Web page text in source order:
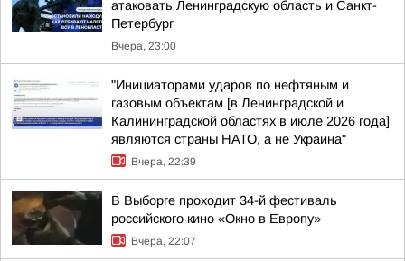
атаковать Ленинградскую область и Санкт-
Петербург
Вчера, 23:00
"Инициаторами ударов по нефтяным и
газовым объектам [в Ленинградской и
Калининградской областях в июле 2026 года]
являются страны НАТО, а не Украина"
Вчера, 22:39
В Выборге проходит 34-й фестиваль
российского кино «Окно в Европу»
Вчера, 22:07